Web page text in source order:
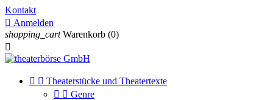
Kontakt
 Anmelden
shopping_cart Warenkorb (0)

  Theaterstücke und Theatertexte
  Genre